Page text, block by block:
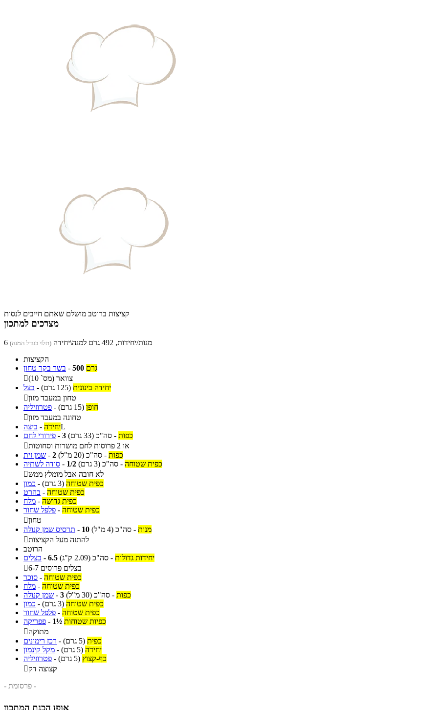
קציצות ברוטב מושלם שאתם חייבים לנסות
מצרכים למתכון
6 מנות/יחידות, 492 גרם למנה\יחידה (תלוי בגודל המנה)
הקציצות
בשר בקר טחון - 500 גרם

צוואר (מס` 10)
בצל - יחידה בינונית (125 גרם)
טחון במעבד מזון
פטרוזיליה - חופן (15 גרם)
טחונה במעבד מזון
ביצה - יחידהL
פירורי לחם - 3 כפות - סה"כ (33 גרם)

או 2 פרוסות לחם מושרות וסחוטות
שמן זית - 2 כפות - סה"כ (20 מ"ל)
סודה לשתיה - 1/2 כפית שטוחה - סה"כ (3 גרם)
לא חובה אבל מומלץ ממש
כמון - כפית שטוחה (3 גרם)
בהרט - כפית שטוחה
מלח - כפית גדושה
פלפל שחור - כפית שטוחה
טחון
תרסיס שמן קנולה - 10 מנות - סה"כ (4 מ"ל)
להתזה מעל הקציצות
הרוטב
בצלים - 6.5 יחידות גדולות - סה"כ (2.09 ק"ג)

6-7 בצלים פרוסים
סוכר - כפית שטוחה
מלח - כפית שטוחה
שמן קנולה - 3 כפות - סה"כ (30 מ"ל)
כמון - כפית שטוחה (3 גרם)
פלפל שחור - כפית שטוחה
פפריקה - 1½ כפיות שטוחות
מתוקה
רכז רימונים - כפית (5 גרם)
מקל קינמון - יחידה (5 גרם)
פטרוזיליה - כף-קצוץ (5 גרם)
קצוצה דק
- פרסומת -
אופן הכנת המתכון